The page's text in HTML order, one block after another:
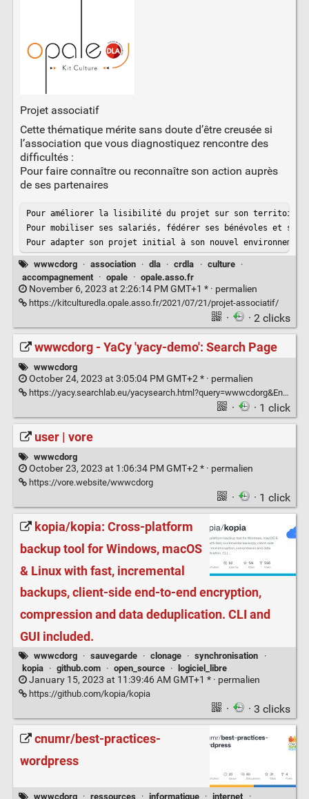
Projet associatif
Cette thématique mérite sans doute d’être creusée si
l’association que vous diagnostiquez rencontre des
difficultés :
Pour faire connaître ou reconnaître son action auprès
de ses partenaires
Pour améliorer la lisibilité du projet sur son territoire
Pour mobiliser ses salariés, fédérer ses bénévoles et ses
Pour adapter son projet initial à son nouvel environnement
wwwcdorg · association · dla · crdla · culture
·
accompagnement
· opale · opale.asso.fr
November 6, 2023 at 2:26:14 PM GMT+1 * · permalien
https://kitculturedla.opale.asso.fr/2021/07/21/projet-associatif/
· · 2 clicks
wwwcdorg - YaCy 'yacy-demo': Search Page
wwwcdorg
October 24, 2023 at 3:05:04 PM GMT+2 * · permalien
https://yacy.searchlab.eu/yacysearch.html?query=wwwcdorg&Enter=&contentdom=text&strictContentDom=false&former=demay&maximumRecords=10&startRecord=0&verify=iffresh&resource=global&nav=all&prefermaskfilter=&depth=0&constraint=&meanCount=0&timezoneOffset=-120
· · 1 click
user | vore
wwwcdorg
October 23, 2023 at 1:06:34 PM GMT+2 * · permalien
https://vore.website/wwwcdorg
· · 1 click
kopia/kopia: Cross-platform
backup tool for Windows, macOS
& Linux with fast, incremental
backups, client-side end-to-end encryption,
compression and data deduplication. CLI and
GUI included.
wwwcdorg · sauvegarde · clonage · synchronisation
·
kopia
· github.com · open_source · logiciel_libre
January 15, 2023 at 11:39:46 AM GMT+1 * · permalien
https://github.com/kopia/kopia
· · 3 clicks
cnumr/best-practices-
wordpress
wwwcdorg · ressources · informatique · internet
·